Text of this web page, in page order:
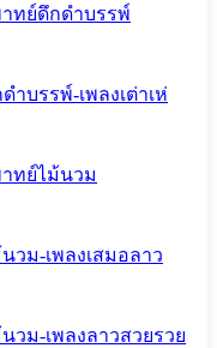
ทย์ดึกดําบรรพ์
าบรรพ์-เพลงเต่าเห่
ทย์ไม้นวม
วม-เพลงเสมอลาว
วม-เพลงลาวสวยรวย